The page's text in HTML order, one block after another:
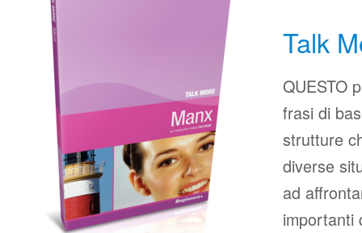
Talk
QUESTO
frasi di
strutture
diverse
ad
importanti